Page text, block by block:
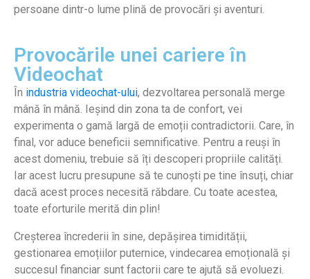
persoane dintr-o lume plină de provocări și aventuri.
Provocările unei cariere în
Videochat
În industria videochat-ului, dezvoltarea personală merge
mână în mână. Ieșind din zona ta de confort, vei
experimenta o gamă largă de emoții contradictorii. Care, în
final, vor aduce beneficii semnificative. Pentru a reuși în
acest domeniu, trebuie să îți descoperi propriile calități.
Iar acest lucru presupune să te cunoști pe tine însuți, chiar
dacă acest proces necesită răbdare. Cu toate acestea,
toate eforturile merită din plin!
Creșterea încrederii în sine, depășirea timidității,
gestionarea emoțiilor puternice, vindecarea emoțională și
succesul financiar sunt factorii care te ajută să evoluezi.